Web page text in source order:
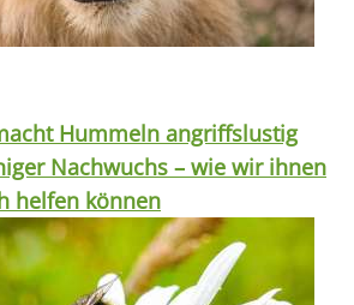
Hummeln angriffslustig
Nachwuchs – wie wir ihnen
helfen können